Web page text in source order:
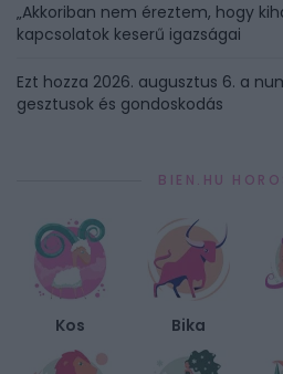
„Akkoriban nem éreztem, hogy
kapcsolatok keserű igazságai
Ezt hozza 2026. augusztus 6. a
gesztusok és gondoskodás
BIEN.HU
Kos Bika